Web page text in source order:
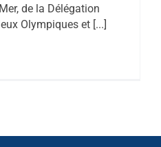
de la Délégation
Olympiques et [...]